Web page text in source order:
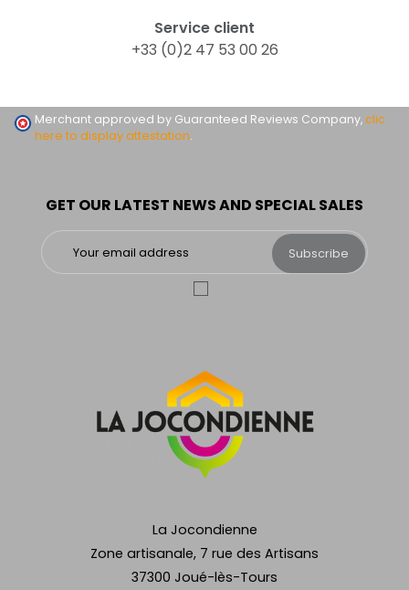
Service client
+33 (0)2 47 53 00 26
La Jocondienne
Zone artisanale, 7 rue des Artisans
37300 Joué-lès-Tours
GET OUR LATEST NEWS AND SPECIAL SALES
Subscribe
Merchant approved by Guaranteed Reviews Company,clic
here to display attestation.